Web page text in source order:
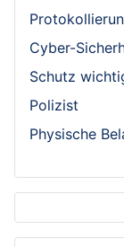
Cyber-
Schutz
Polizist
Physische